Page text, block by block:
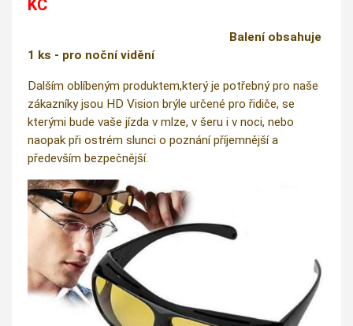
KČ
Balení obsahuje
1 ks - pro noční vidění
Dalším oblíbeným produktem,který je potřebný pro naše
zákazníky jsou HD Vision brýle určené pro řidiče, se
kterými bude vaše jízda v mlze, v šeru i v noci, nebo
naopak při ostrém slunci o poznání příjemnější a
především bezpečnější.